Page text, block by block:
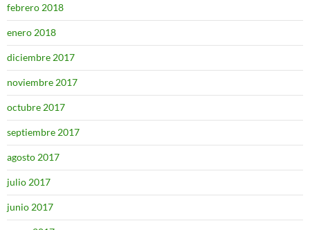
febrero 2018
enero 2018
diciembre 2017
noviembre 2017
octubre 2017
septiembre 2017
agosto 2017
julio 2017
junio 2017